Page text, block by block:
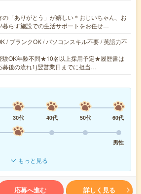
の「ありがとう」が嬉しい＊おじいちゃん、お
暮らす施設での生活サポートをお任せ…
/ ブランクOK / パソコンスキル不要 / 英語力不
験OK年齢不問★10名以上採用予定★履歴書は
後の流れ1)翌営業日までに担当…
30代 40代 50代
60代
男性
もっと見る
応募へ進む 詳しく見る